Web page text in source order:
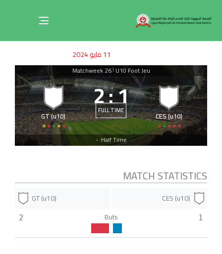
Toggle
IN:on:
11 مايو 2024
U10 Foot Jeu
|
Matchweek 26
CES (u10)
1
:
2FULL TIME
GT (u10)
Half Time: -
MATCH STATISTICS
CES (u10)
GT (u10)
1
Buts
2